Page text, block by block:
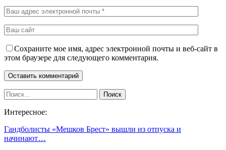
Сохраните мое имя, адрес электронной почты и веб-сайт в
этом браузере для следующего комментария.
Интересное:
Гандболисты «Мешков Брест» вышли из отпуска и
начинают…